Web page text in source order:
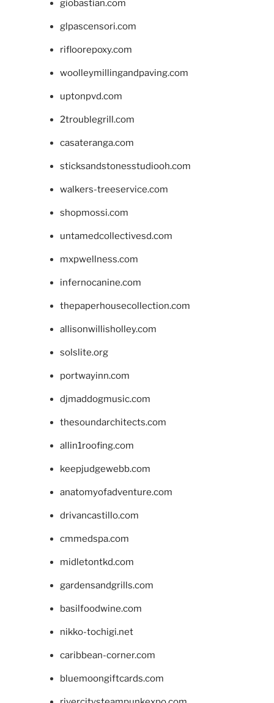
giobastian.com
glpascensori.com
rifloorepoxy.com
woolleymillingandpaving.com
uptonpvd.com
2troublegrill.com
casateranga.com
sticksandstonesstudiooh.com
walkers-treeservice.com
shopmossi.com
untamedcollectivesd.com
mxpwellness.com
infernocanine.com
thepaperhousecollection.com
allisonwillisholley.com
solslite.org
portwayinn.com
djmaddogmusic.com
thesoundarchitects.com
allin1roofing.com
keepjudgewebb.com
anatomyofadventure.com
drivancastillo.com
cmmedspa.com
midletontkd.com
gardensandgrills.com
basilfoodwine.com
nikko-tochigi.net
caribbean-corner.com
bluemoongiftcards.com